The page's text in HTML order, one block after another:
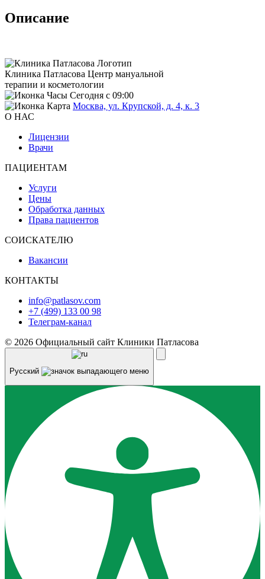
Описание
Клиника Патласова Центр мануальной
терапии и косметологии
Сегодня с 09:00
Москва, ул. Крупской, д. 4, к. 3
О НАС
Лицензии
Врачи
ПАЦИЕНТАМ
Услуги
Цены
Обработка данных
Права пациентов
СОИСКАТЕЛЮ
Вакансии
КОНТАКТЫ
info@patlasov.com
+7 (499) 133 00 98
Телеграм-канал
© 2026 Официальный сайт Клиники Патласова
Русский